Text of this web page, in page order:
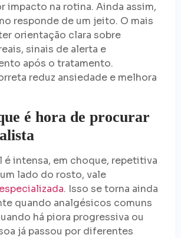
impacto na rotina. Ainda assim,
responde de um jeito. O mais
orientação clara sobre
sinais de alerta e
após o tratamento.
reduz ansiedade e melhora
é hora de procurar
é intensa, em choque, repetitiva
lado do rosto, vale
. Isso se torna ainda
quando analgésicos comuns
há piora progressiva ou
já passou por diferentes